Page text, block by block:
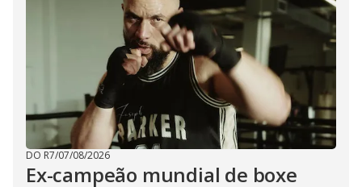
DO R7/07/08/2026
Ex-campeão mundial de boxe